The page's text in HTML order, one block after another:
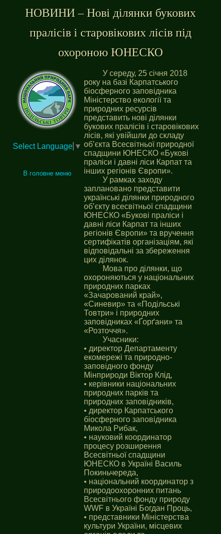
НОВИНИ – Нові ділянки букових
пралісів і старовікових лісів під
охороною ЮНЕСКО
Select Language ▼
В головне меню
У середу, 25 січня 2018
року на базі Карпатського
біосферного заповідника
Міністерство екології та
природних ресурсів
представить нові ділянки
букових пралісів і старовікових
лісів, які увійшли до складу
об’єкта Всесвітньої природної
спадщини ЮНЕСКО «Букові
праліси і давні ліси Карпат та
інших регіонів Європи».
У рамках заходу
заплановано представити
українські ділянки природного
об’єкту всесвітньої спадщини
ЮНЕСКО «Букові праліси і
давні ліси Карпат та інших
регіонів Європи» та вручення
сертифікатів організаціям, які
відповідальні за збереження
цих ділянок.
Мова про ділянки, що
охороняються у національних
природних парках
«Зачарований край»,
«Синевир» та «Подільські
Товтри» і природних
заповідниках «Ґорґани» та
«Розточчя».
Учасники:
• директор Департаменту
екомережі та природно-
заповідного фонду
Мінприроди Віктор Клід,
• керівники національних
природних парків та
природних заповідників,
• директор Карпатського
біосферного заповідника
Микола Рибак,
• науковий координатор
процесу розширення
Всесвітньої спадщини
ЮНЕСКО в Україні Василь
Покиньчереда,
• національний координатор з
природоохоронних питань
Всесвітнього фонду природу
WWF в Україні Богдан Проць,
• представники Міністерства
культури України, місцевих